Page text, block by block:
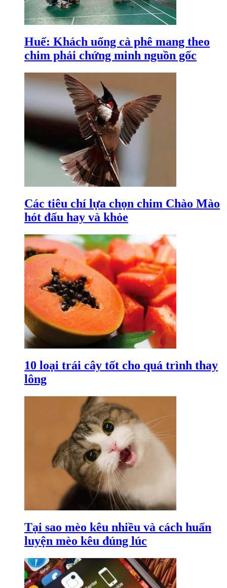
Huế: Khách uống cà phê mang theo
chim phải chứng minh nguồn gốc
Các tiêu chí lựa chọn chim Chào Mào
hót đấu hay và khỏe
10 loại trái cây tốt cho quá trình thay
lông
Tại sao mèo kêu nhiều và cách huấn
luyện mèo kêu đúng lúc